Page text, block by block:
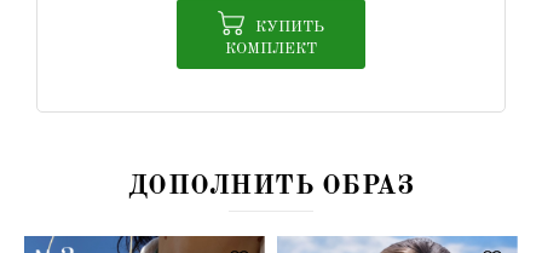
КОМПЛЕКТ
ДОПОЛНИТЬ ОБРАЗ